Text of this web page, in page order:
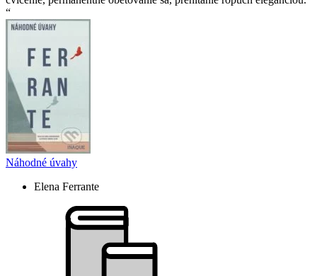
Náhodné úvahy
Elena Ferrante